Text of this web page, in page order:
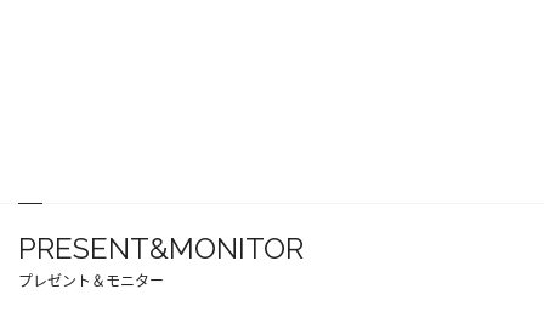
PRESENT&MONITOR
プレゼント＆モニター